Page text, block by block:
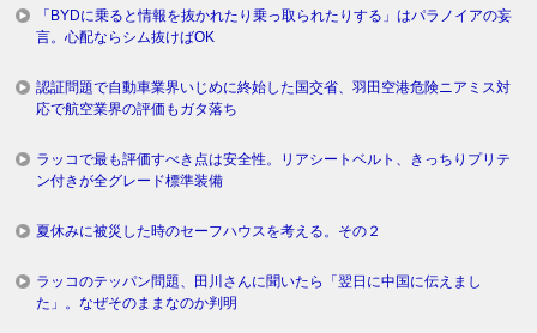
「BYDに乗ると情報を抜かれたり乗っ取られたりする」はパラノイアの妄
言。心配ならシム抜けばOK
認証問題で自動車業界いじめに終始した国交省、羽田空港危険ニアミス対
応で航空業界の評価もガタ落ち
ラッコで最も評価すべき点は安全性。リアシートベルト、きっちりプリテ
ン付きが全グレード標準装備
夏休みに被災した時のセーフハウスを考える。その２
ラッコのテッパン問題、田川さんに聞いたら「翌日に中国に伝えまし
た」。なぜそのままなのか判明